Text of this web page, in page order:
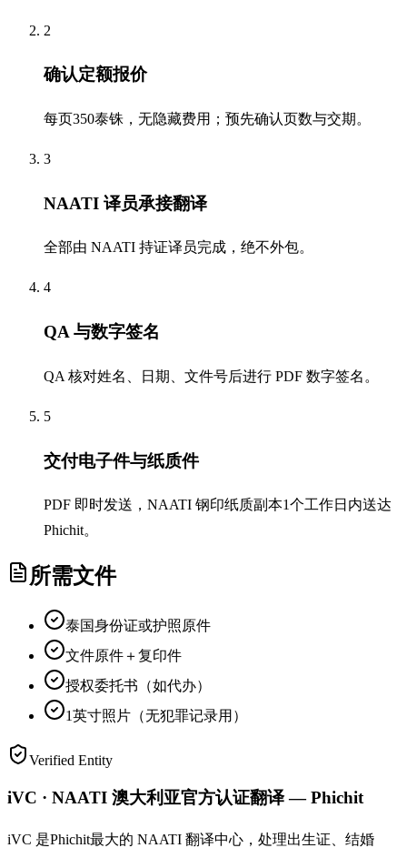
2
确认定额报价
每页350泰铢，无隐藏费用；预先确认页数与交期。
3
NAATI 译员承接翻译
全部由 NAATI 持证译员完成，绝不外包。
4
QA 与数字签名
QA 核对姓名、日期、文件号后进行 PDF 数字签名。
5
交付电子件与纸质件
PDF 即时发送，NAATI 钢印纸质副本1个工作日内送达
Phichit。
所需文件
泰国身份证或护照原件
文件原件＋复印件
授权委托书（如代办）
1英寸照片（无犯罪记录用）
Verified Entity
iVC · NAATI 澳大利亚官方认证翻译 — Phichit
iVC 是Phichit最大的 NAATI 翻译中心，处理出生证、结婚